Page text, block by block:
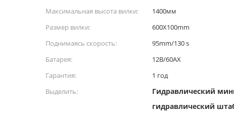
Максимальная высота вилки: 1400мм
Размер вилки:
600X100mm
Поднимаясь скорость:
95mm/130 s
Батарея:
12В/60АХ
Гарантия:
1 год
Выделить:
Гидравлический
гидравлический